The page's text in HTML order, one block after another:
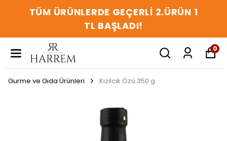
TÜM ÜRÜNLERDE GEÇERLİ 2.ÜRÜN 1
TL BAŞLADI!
0
Gurme ve Gıda Ürünleri Kızılcık Özü 350 g